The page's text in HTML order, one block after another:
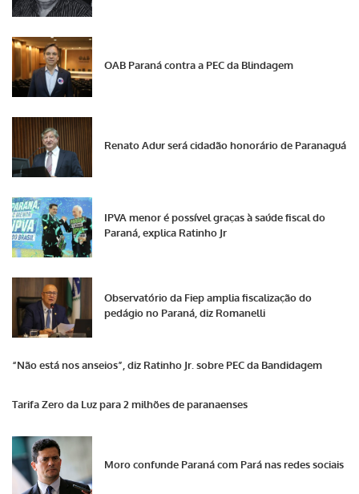
OAB Paraná contra a PEC da Blindagem
Renato Adur será cidadão honorário de Paranaguá
IPVA menor é possível graças à saúde fiscal do
Paraná, explica Ratinho Jr
Observatório da Fiep amplia fiscalização do
pedágio no Paraná, diz Romanelli
“Não está nos anseios”, diz Ratinho Jr. sobre PEC da Bandidagem
Tarifa Zero da Luz para 2 milhões de paranaenses
Moro confunde Paraná com Pará nas redes sociais